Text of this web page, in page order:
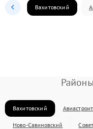
Вахитовский
Вахитовский
Ново-Савиновский